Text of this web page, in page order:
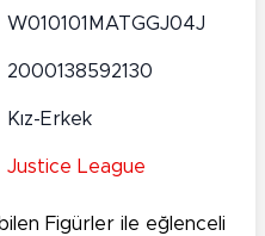
W010101MATGGJ04J
2000138592130
Kız-Erkek
Justice League
Figürler ile eğlenceli